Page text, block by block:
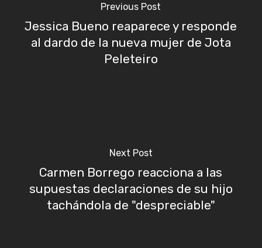
Previous Post
Jessica Bueno reaparece y responde
al dardo de la nueva mujer de Jota
Peleteiro
Next Post
Carmen Borrego reacciona a las
supuestas declaraciones de su hijo
tachándola de "despreciable"